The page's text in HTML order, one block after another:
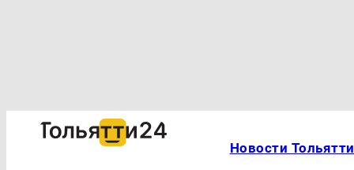
Новости Тольятти